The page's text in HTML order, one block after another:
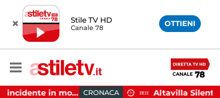
Stile TV HD
Canale 78 OTTIENI
Castellabate, incidente in moto: 27enne in ospedale CRONACA 18:11